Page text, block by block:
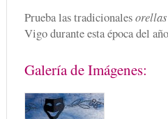
Prueba las tradicionales
Vigo durante esta época del
Galería de Imágenes: